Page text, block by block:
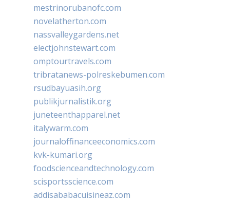
mestrinorubanofc.com
novelatherton.com
nassvalleygardens.net
electjohnstewart.com
omptourtravels.com
tribratanews-polreskebumen.com
rsudbayuasih.org
publikjurnalistik.org
juneteenthapparel.net
italywarm.com
journaloffinanceeconomics.com
kvk-kumari.org
foodscienceandtechnology.com
scisportsscience.com
addisababacuisineaz.com